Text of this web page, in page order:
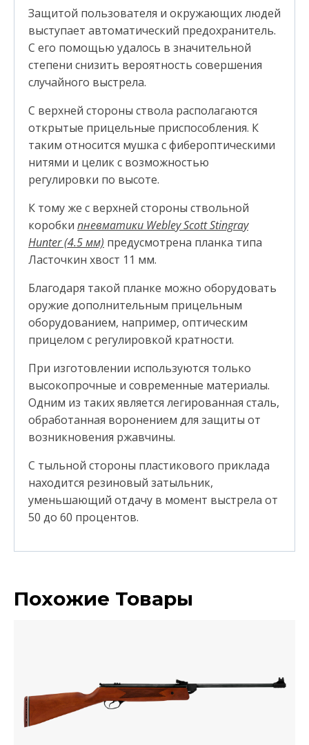
Защитой пользователя и окружающих людей
выступает автоматический предохранитель.
С его помощью удалось в значительной
степени снизить вероятность совершения
случайного выстрела.
С верхней стороны ствола располагаются
открытые прицельные приспособления. К
таким относится мушка с фибероптическими
нитями и целик с возможностью
регулировки по высоте.
К тому же с верхней стороны ствольной
коробки пневматики Webley Scott Stingray
Hunter (4.5 мм) предусмотрена планка типа
Ласточкин хвост 11 мм.
Благодаря такой планке можно оборудовать
оружие дополнительным прицельным
оборудованием, например, оптическим
прицелом с регулировкой кратности.
При изготовлении используются только
высокопрочные и современные материалы.
Одним из таких является легированная сталь,
обработанная воронением для защиты от
возникновения ржавчины.
С тыльной стороны пластикового приклада
находится резиновый затыльник,
уменьшающий отдачу в момент выстрела от
50 до 60 процентов.
Похожие Товары